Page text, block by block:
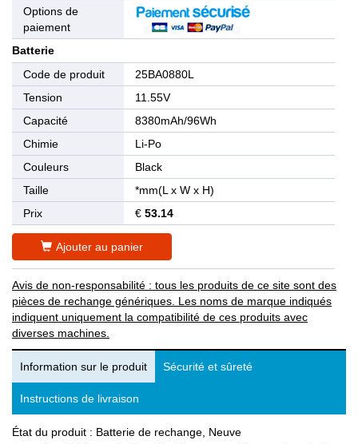
Options de
paiement
Batterie
Code de produit
25BA0880L
Tension
11.55V
Capacité
8380mAh/96Wh
Chimie
Li-Po
Couleurs
Black
Taille
*mm(L x W x H)
Prix
€ 53.14
Ajouter au panier
Avis de non-responsabilité : tous les produits de ce site sont des
pièces de rechange génériques. Les noms de marque indiqués
indiquent uniquement la compatibilité de ces produits avec
diverses machines.
Information sur le produit Sécurité et sûreté
Instructions de livraison
État du produit : Batterie de rechange, Neuve